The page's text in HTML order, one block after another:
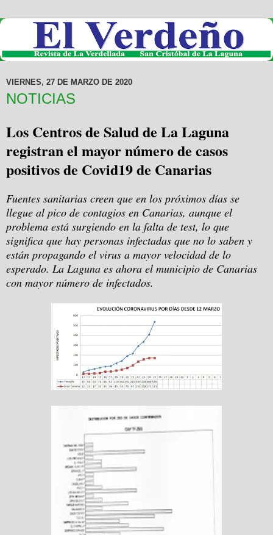
VIERNES, 27 DE MARZO DE 2020
NOTICIAS
Los Centros de Salud de La Laguna
registran el mayor número de casos
positivos de Covid19 de Canarias
Fuentes sanitarias creen que en los próximos días se
llegue al pico de contagios en Canarias, aunque el
problema está surgiendo en la falta de test, lo que
significa que hay personas infectadas que no lo saben y
están propagando el virus a mayor velocidad de lo
esperado. La Laguna es ahora el municipio de Canarias
con mayor número de infectados.